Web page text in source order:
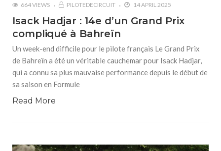
664 VIEWS PILOTEDECIRCUIT 14 APRIL 2025
Isack Hadjar : 14e d’un Grand Prix
compliqué à Bahreïn
Un week-end difficile pour le pilote français Le Grand Prix
de Bahreïn a été un véritable cauchemar pour Isack Hadjar,
qui a connu sa plus mauvaise performance depuis le début de
sa saison en Formule
Read More